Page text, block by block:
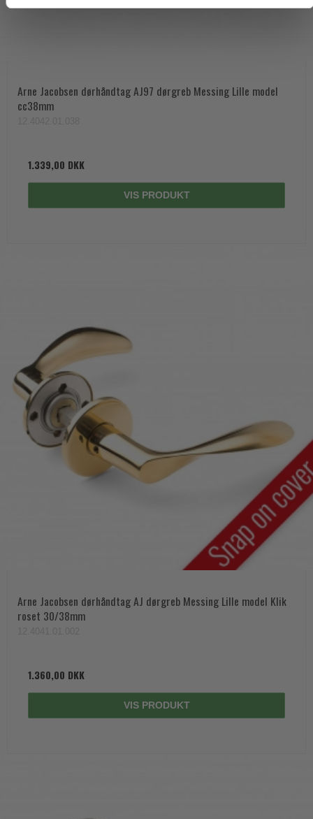
Arne Jacobsen dørhåndtag AJ97 dørgreb Messing Lille model
cc38mm
1.339,00 DKK
VIS PRODUKT
Arne Jacobsen dørhåndtag AJ dørgreb Messing Lille model Klik
roset 30/38mm
1.360,00 DKK
VIS PRODUKT